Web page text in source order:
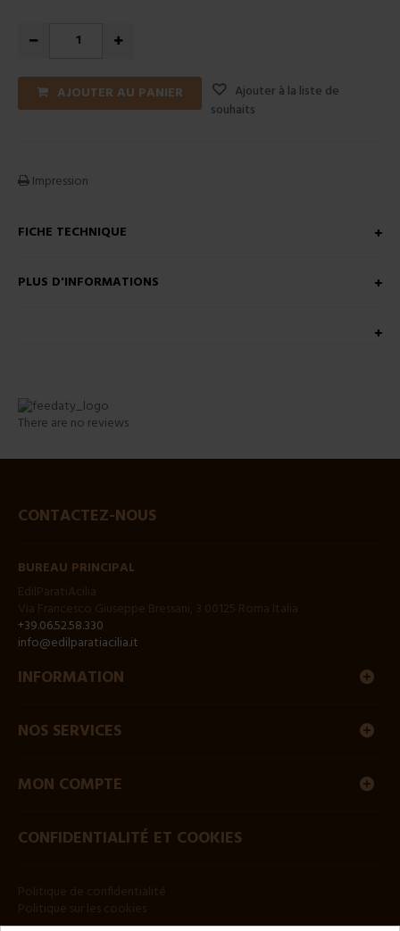
AJOUTER AU PANIER
Ajouter à la liste de
souhaits
Impression
FICHE TECHNIQUE
PLUS D'INFORMATIONS
There are no reviews
CONTACTEZ-NOUS
BUREAU PRINCIPAL
+39.06.52.58.330
info@edilparatiacilia.it
INFORMATION
NOS SERVICES
MON COMPTE
CONFIDENTIALITÉ ET COOKIES